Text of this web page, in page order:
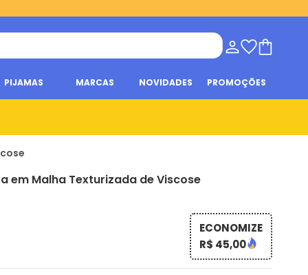
PIJAMAS MARCAS NOVIDADES PROMOÇÕES
em Malha Texturizada de Viscose
ECONOMIZE
R$ 45,00